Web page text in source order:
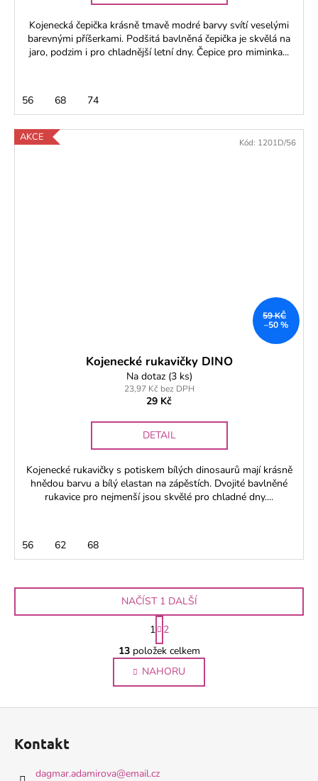
Kojenecká čepička krásně tmavě modré barvy svítí veselými
barevnými příšerkami. Podšitá bavlněná čepička je skvělá na
jaro, podzim i pro chladnější letní dny. Čepice pro miminka...
56 68 74
AKCE
59 KČ
–50 %
Kojenecké rukavičky DINO
Na dotaz (3 ks)
23,97 Kč bez DPH
29 Kč
DETAIL
Kojenecké rukavičky s potiskem bílých dinosaurů mají krásně
hnědou barvu a bílý elastan na zápěstích. Dvojité bavlněné
rukavice pro nejmenší jsou skvělé pro chladné dny....
56 62 68
Kód: 1201D/56
O
v
l
á
d
p
NAČÍST 1 DALŠÍ
S
t
r
á
n
k
1
2
13položek celkem
NAHORU
Kontakt
dagmar.adamirova@email.cz